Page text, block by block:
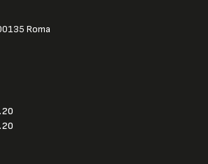
Roma